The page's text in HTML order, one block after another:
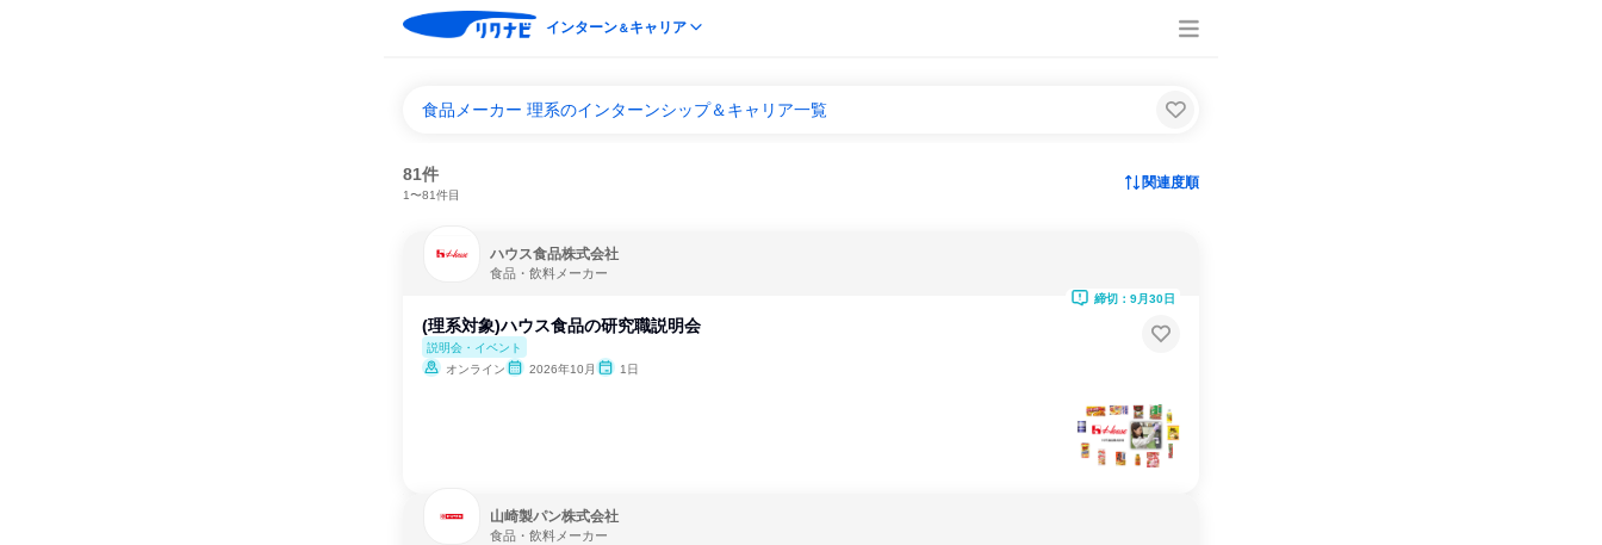
インターン＆キャリア
食品メーカー 理系のインターンシップ＆キャリア一覧
81件
1〜81件目
関連度順
ハウス食品株式会社
食品・飲料メーカー
(理系対象)ハウス食品の研究職説明会
説明会・イベント
オンライン
2026年10月 1日
締切：9月30日
山崎製パン株式会社
食品・飲料メーカー